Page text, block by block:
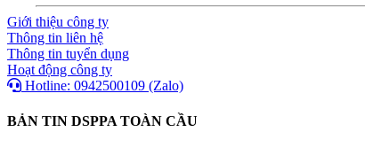
Giới thiệu công ty
Thông tin liên hệ
Thông tin tuyển dụng
Hoạt động công ty
Hotline: 0942500109 (Zalo)
BẢN TIN DSPPA TOÀN CẦU